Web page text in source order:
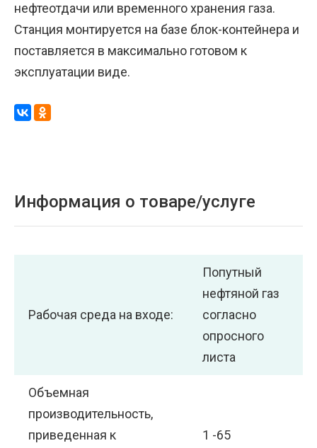
нефтеотдачи или временного хранения газа.
Станция монтируется на базе блок-контейнера и
поставляется в максимально готовом к
эксплуатации виде.
Информация о товаре/услуге
Рабочая среда на входе:
Попутный
нефтяной газ
согласно
опросного
листа
Объемная
производительность,
приведенная к
1 -65